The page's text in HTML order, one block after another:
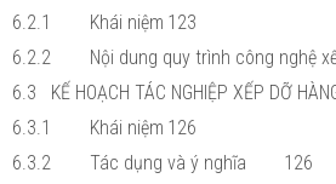
6.2.1
Khái niệm 123
6.2.2
Nội dung quy trình công nghệ
6.3
KẾ HOẠCH TÁC NGHIỆP XẾP DỠ
6.3.1
Khái niệm 126
6.3.2
Tác dụng và ý nghĩa
126